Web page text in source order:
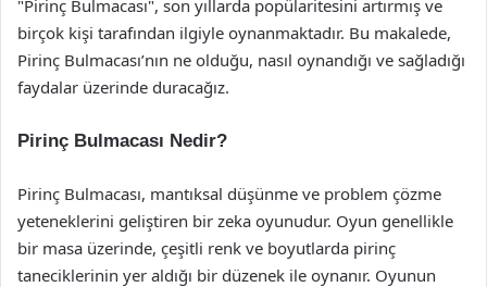
"Pirinç Bulmacası", son yıllarda popülaritesini artırmış ve
birçok kişi tarafından ilgiyle oynanmaktadır. Bu makalede,
Pirinç Bulmacası’nın ne olduğu, nasıl oynandığı ve sağladığı
faydalar üzerinde duracağız.
Pirinç Bulmacası Nedir?
Pirinç Bulmacası, mantıksal düşünme ve problem çözme
yeteneklerini geliştiren bir zeka oyunudur. Oyun genellikle
bir masa üzerinde, çeşitli renk ve boyutlarda pirinç
taneciklerinin yer aldığı bir düzenek ile oynanır. Oyunun